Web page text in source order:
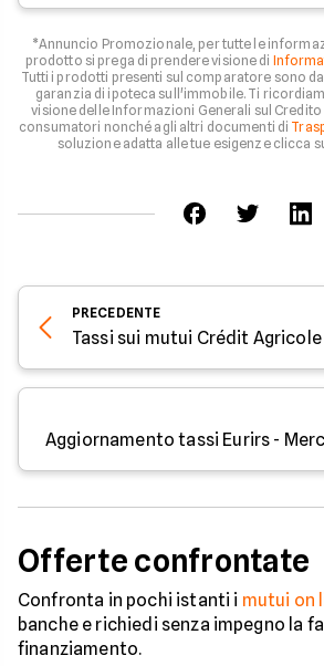
*Annuncio Promozionale, per tutte le
prodotto si prega di prendere visione di
Tutti i prodotti presenti sul comparatore sono
garanzia di ipoteca sull'immobile. Ti
visione delle Informazioni Generali sul
consumatori nonché agli altri documenti di
soluzione adatta alle tue esigenze clicca
PRECEDENTE
Tassi sui mutui Crédit
Offerte confrontate
Confronta in pochi istanti i mutui on
banche e richiedi senza impegno la
finanziamento.